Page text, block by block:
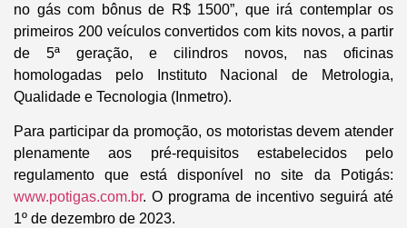
no gás com bônus de R$ 1500”, que irá contemplar os
primeiros 200 veículos convertidos com kits novos, a partir
de 5ª geração, e cilindros novos, nas oficinas
homologadas pelo Instituto Nacional de Metrologia,
Qualidade e Tecnologia (Inmetro).
Para participar da promoção, os motoristas devem atender
plenamente aos pré-requisitos estabelecidos pelo
regulamento que está disponível no site da Potigás:
www.potigas.com.br. O programa de incentivo seguirá até
1º de dezembro de 2023.